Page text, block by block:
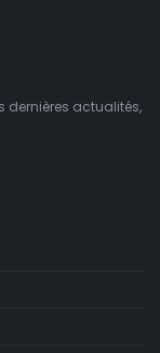
dernières actualités,